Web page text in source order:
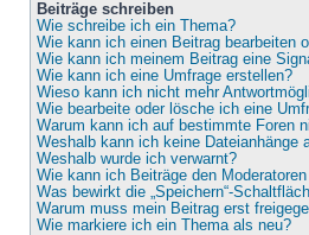
Beiträge schreiben
Wie schreibe ich ein Thema?
Wie kann ich einen Beitrag bearbeiten
Wie kann ich meinem Beitrag eine
Wie kann ich eine Umfrage erstellen?
Wieso kann ich nicht mehr
Wie bearbeite oder lösche ich eine
Warum kann ich auf bestimmte Foren
Weshalb kann ich keine Dateianhänge
Weshalb wurde ich verwarnt?
Wie kann ich Beiträge den
Was bewirkt die „Speichern“-
Warum muss mein Beitrag erst
Wie markiere ich ein Thema als neu?